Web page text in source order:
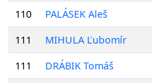
110
PALÁSEK Aleš
111
MIHULA Ľubomír
111
DRÁBIK Tomáš